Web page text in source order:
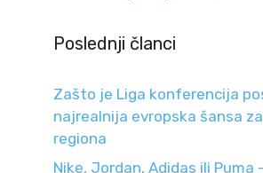
Poslednji članci
Zašto je Liga konferencija
najrealnija evropska šansa
regiona
Nike, Jordan, Adidas ili Puma